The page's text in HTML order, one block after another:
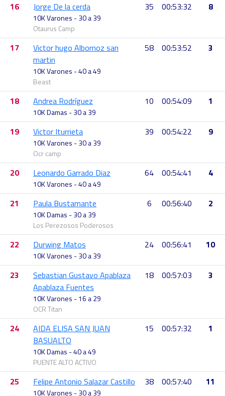
16 Jorge De la cerda
10K Varones - 30 a 39
Otaurus Camp
35 00:53:32 8
17
Victor hugo Albornoz san
martin
10K Varones - 40 a 49
Beast
58 00:53:52 3
18 Andrea Rodríguez
10K Damas - 30 a 39
10 00:54:09 1
19 Victor Iturrieta
10K Varones - 30 a 39
Ocr camp
39 00:54:22 9
20 Leonardo Garrado Diaz
10K Varones - 40 a 49
64 00:54:41 4
21 Paula Bustamante
10K Damas - 30 a 39
Los Perezosos Poderosos
6 00:56:40 2
22 Durwing Matos
10K Varones - 30 a 39
24 00:56:41 10
23
Sebastian Gustavo Apablaza
Apablaza Fuentes
10K Varones - 16 a 29
OCR Titan
18 00:57:03 3
24
AIDA ELISA SAN JUAN
BASUALTO
10K Damas - 40 a 49
PUENTE ALTO ACTIVO
15 00:57:32 1
25 Felipe Antonio Salazar Castillo
10K Varones - 30 a 39
38 00:57:40 11